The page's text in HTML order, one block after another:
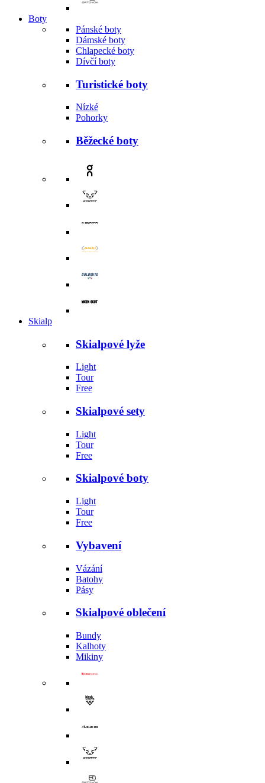
Boty
Pánské boty
Dámské boty
Chlapecké boty
Dívčí boty
Turistické boty
Nízké
Pohorky
Běžecké boty
Skialp
Skialpové lyže
Light
Tour
Free
Skialpové sety
Light
Tour
Free
Skialpové boty
Light
Tour
Free
Vybavení
Vázání
Batohy
Pásy
Skialpové oblečení
Bundy
Kalhoty
Mikiny